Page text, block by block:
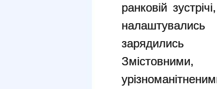
ранковій
зарядились